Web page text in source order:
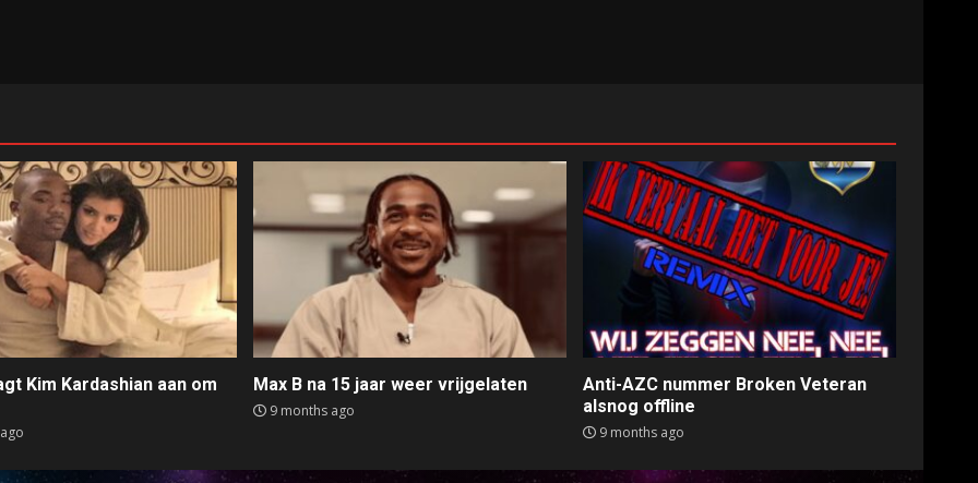
Kim Kardashian aan om
Max B na 15 jaar weer vrijgelaten
9 months ago
Anti-AZC nummer Broken Veteran
alsnog offline
9 months ago